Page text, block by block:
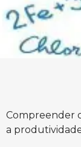
Compreender
a